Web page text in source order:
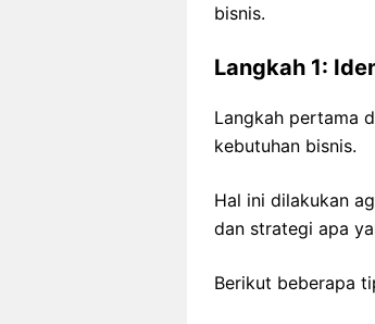
bisnis.
Langkah 1:
Langkah pertama
kebutuhan bisnis.
Hal ini dilakukan
dan strategi apa
Berikut beberapa